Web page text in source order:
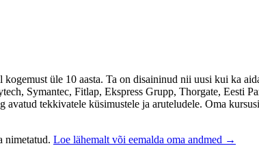
üle 10 aasta. Ta on disaininud nii uusi kui ka
Symantec, Fitlap, Ekspress Grupp, Thorgate, Eesti
tekkivatele küsimustele ja aruteludele. Oma
nimetatud. Loe lähemalt või eemalda oma andmed →